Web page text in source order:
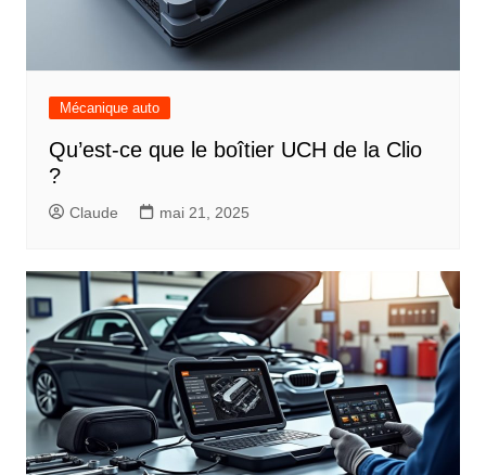
Mécanique auto
Qu’est-ce que le boîtier UCH de la Clio
?
Claude mai 21, 2025